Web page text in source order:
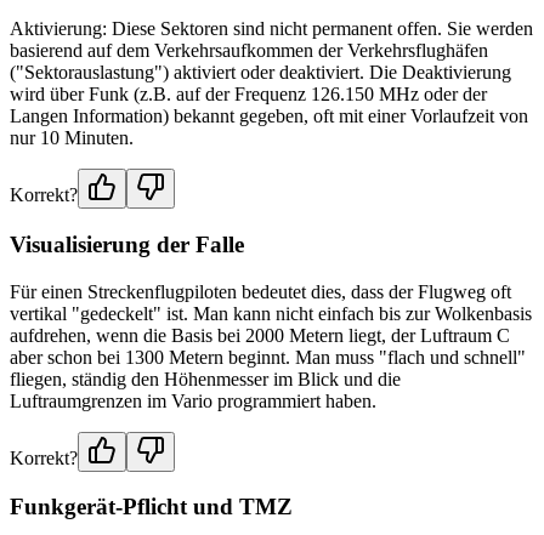
Aktivierung: Diese Sektoren sind nicht permanent offen. Sie werden
basierend auf dem Verkehrsaufkommen der Verkehrsflughäfen
("Sektorauslastung") aktiviert oder deaktiviert. Die Deaktivierung
wird über Funk (z.B. auf der Frequenz 126.150 MHz oder der
Langen Information) bekannt gegeben, oft mit einer Vorlaufzeit von
nur 10 Minuten.
Korrekt?
Visualisierung der Falle
Für einen Streckenflugpiloten bedeutet dies, dass der Flugweg oft
vertikal "gedeckelt" ist. Man kann nicht einfach bis zur Wolkenbasis
aufdrehen, wenn die Basis bei 2000 Metern liegt, der Luftraum C
aber schon bei 1300 Metern beginnt. Man muss "flach und schnell"
fliegen, ständig den Höhenmesser im Blick und die
Luftraumgrenzen im Vario programmiert haben.
Korrekt?
Funkgerät-Pflicht und TMZ